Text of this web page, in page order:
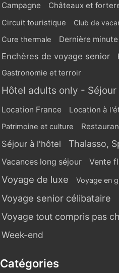
Campagne Châteaux et
Circuit touristique
Club de
Cure thermale Dernière minute
Enchères de voyage senior
Gastronomie et terroir
Hôtel adults only -
Location France Location à
Patrimoine et culture
Séjour à l'hôtel Thalasso,
Vacances long séjour Vente
Voyage de luxe Voyage en
Voyage senior célibataire
Voyage tout compris pas
Week-end
Catégories